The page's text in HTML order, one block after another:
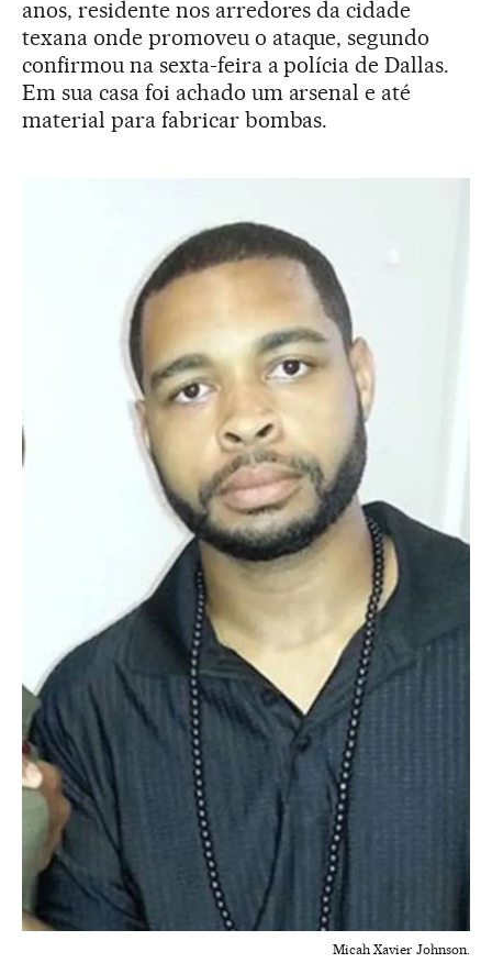
anos, residente nos arredores da cidade
texana onde promoveu o ataque, segundo
confirmou na sexta-feira a polícia de Dallas.
Em sua casa foi achado um arsenal e até
material para fabricar bombas.
Micah Xavier Johnson.